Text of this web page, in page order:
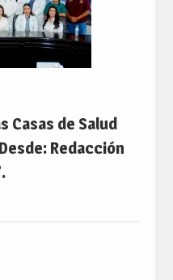
Casas de Salud
Redacción